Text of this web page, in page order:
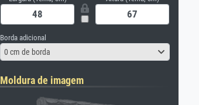
Borda adicional
0 cm de borda
Moldura de imagem